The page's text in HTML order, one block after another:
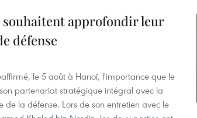
souhaitent approfondir leur
défense
le 5 août à Hanoï, l'importance que le
partenariat stratégique intégral avec la
la défense. Lors de son entretien avec le